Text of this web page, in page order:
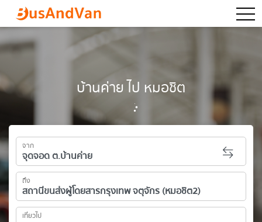
บ้านค่าย ไป หมอชิต
จาก
ถึง
เที่ยวไป